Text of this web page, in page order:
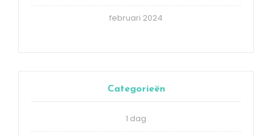
februari 2024
Categorieën
1 dag